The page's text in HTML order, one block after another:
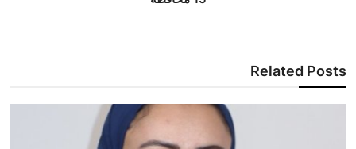
Related Posts